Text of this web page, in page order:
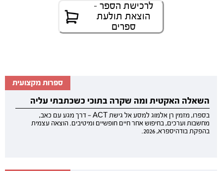
לרכישת הספר -
הוצאת תולעת
ספרים
ספרות מקצועית
השאלה האקטית ומה שקרה בתוכי כשכתבתי עליה
בספרו, מזמין רן אלמוג למסע אל גישת ACT — דרך מגע עם כאב,
מחשבות וערכים, בחיפוש אחר חיים חופשיים ומיטיבים. הוצאה עצמית
בהפקת בודהיספרא, 2026.